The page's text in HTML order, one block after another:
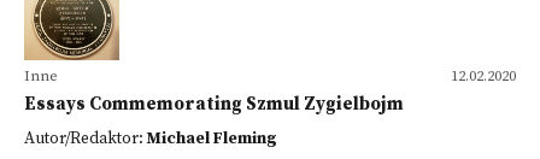
12.02.2020
Inne
Essays Commemorating Szmul Zygielbojm
Autor/Redaktor:Michael Fleming